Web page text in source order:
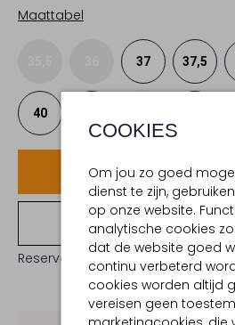
COOKIES
Om jou zo goed
dienst te zijn,
op onze website.
analytische cookies
dat de website goed
continu verbeterd
cookies worden altijd
vereisen geen
Maattabel
37 37,5
40
Voeg
Bekijk
Reserveer direct in een van onze